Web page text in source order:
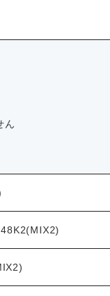
ん